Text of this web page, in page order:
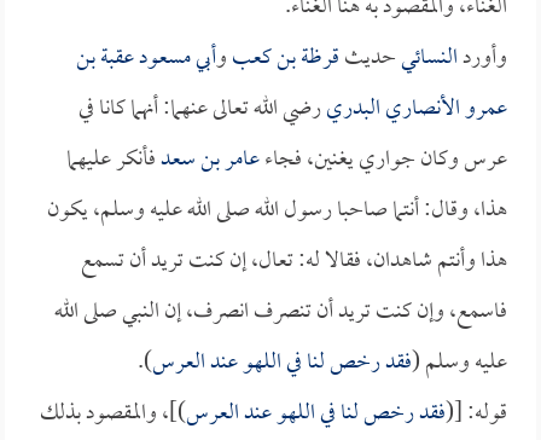
وأوردالنسائيحديثقرظة بن كعبوأبي مسعود عقبة بن
عمرو الأنصاري البدريرضي الله تعالى عنهما: أنهما كانا في
عرس وكان جواري يغنين، فجاءعامر بن سعدفأنكر عليهما
هذا، وقال: أنتما صاحبا رسول الله صلى الله عليه وسلم، يكون
هذا وأنتم شاهدان، فقالا له: تعال، إن كنت تريد أن تسمع
فاسمع، وإن كنت تريد أن تنصرف انصرف، إن النبي صلى الله
عليه وسلم (فقد رخص لنا في اللهو عند العرس).
قوله: [(فقد رخص لنا في اللهو عند العرس)]، والمقصود بذلك